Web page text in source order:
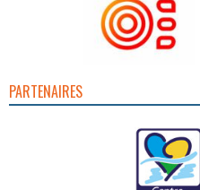
PARTENAIRES